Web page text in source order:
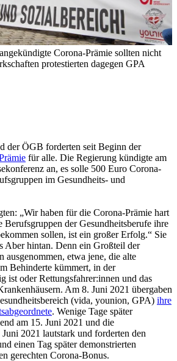
Corona-Prämie sollten nicht
protestierten dagegen GPA
der ÖGB forderten seit Beginn der
für alle. Die Regierung kündigte am
an, es solle 500 Euro Corona-
im Gesundheits- und
„Wir haben für die Corona-Prämie hart
Berufsgruppen der Gesundheitsberufe ihre
sollen, ist ein großer Erfolg.“ Sie
Aber hintan. Denn ein Großteil der
ausgenommen, etwa jene, die alte
Behinderte kümmert, in der
ist oder Rettungsfahrer:innen und das
Am 8. Juni 2021 übergaben
(vida, younion, GPA) ihre
. Wenige Tage später
am 15. Juni 2021 und die
2021 lautstark und forderten den
einen Tag später demonstrierten
gerechten Corona-Bonus.